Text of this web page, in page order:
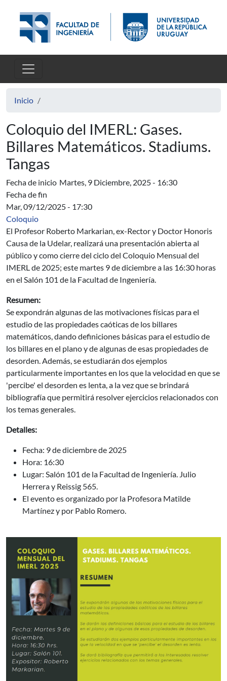
Inicio
Coloquio del IMERL: Gases.
Billares Matemáticos. Stadiums.
Tangas
Fecha de inicio Martes, 9 Diciembre, 2025 - 16:30
Fecha de fin
Mar, 09/12/2025 - 17:30
Coloquio
El Profesor Roberto Markarian, ex-Rector y Doctor Honoris
Causa de la Udelar, realizará una presentación abierta al
público y como cierre del ciclo del Coloquio Mensual del
IMERL de 2025; este martes 9 de diciembre a las 16:30 horas
en el Salón 101 de la Facultad de Ingeniería.
Resumen:
Se expondrán algunas de las motivaciones físicas para el
estudio de las propiedades caóticas de los billares
matemáticos, dando definiciones básicas para el estudio de
los billares en el plano y de algunas de esas propiedades de
desorden. Además, se estudiarán dos ejemplos
particularmente importantes en los que la velocidad en que se
'percibe' el desorden es lenta, a la vez que se brindará
bibliografía que permitirá resolver ejercicios relacionados con
los temas generales.
Detalles:
Fecha: 9 de diciembre de 2025
Hora: 16:30
Lugar: Salón 101 de la Facultad de Ingeniería. Julio
Herrera y Reissig 565.
El evento es organizado por la Profesora Matilde
Martínez y por Pablo Romero.